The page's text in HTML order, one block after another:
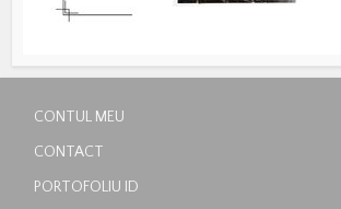
CONTUL MEU
CONTACT
PORTOFOLIU ID